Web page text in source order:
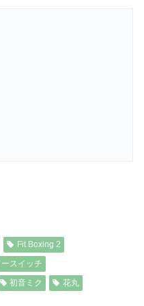
Fit Boxing 2
スイッチ
初音ミク
花丸